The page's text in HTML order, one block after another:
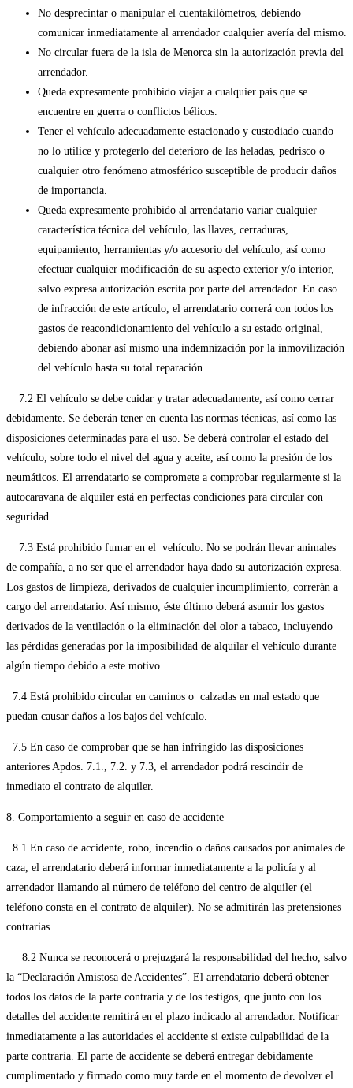
No desprecintar o manipular el cuentakilómetros, debiendo
comunicar inmediatamente al arrendador cualquier avería del mismo.
No circular fuera de la isla de Menorca sin la autorización previa del
arrendador.
Queda expresamente prohibido viajar a cualquier país que se
encuentre en guerra o conflictos bélicos.
Tener el vehículo adecuadamente estacionado y custodiado cuando
no lo utilice y protegerlo del deterioro de las heladas, pedrisco o
cualquier otro fenómeno atmosférico susceptible de producir daños
de importancia.
Queda expresamente prohibido al arrendatario variar cualquier
característica técnica del vehículo, las llaves, cerraduras,
equipamiento, herramientas y/o accesorio del vehículo, así como
efectuar cualquier modificación de su aspecto exterior y/o interior,
salvo expresa autorización escrita por parte del arrendador. En caso
de infracción de este artículo, el arrendatario correrá con todos los
gastos de reacondicionamiento del vehículo a su estado original,
debiendo abonar así mismo una indemnización por la inmovilización
del vehículo hasta su total reparación.
7.2 El vehículo se debe cuidar y tratar adecuadamente, así como cerrar
debidamente. Se deberán tener en cuenta las normas técnicas, así como las
disposiciones determinadas para el uso. Se deberá controlar el estado del
vehículo, sobre todo el nivel del agua y aceite, así como la presión de los
neumáticos. El arrendatario se compromete a comprobar regularmente si la
autocaravana de alquiler está en perfectas condiciones para circular con
seguridad.
7.3 Está prohibido fumar en el vehículo. No se podrán llevar animales
de compañía, a no ser que el arrendador haya dado su autorización expresa.
Los gastos de limpieza, derivados de cualquier incumplimiento, correrán a
cargo del arrendatario. Así mismo, éste último deberá asumir los gastos
derivados de la ventilación o la eliminación del olor a tabaco, incluyendo
las pérdidas generadas por la imposibilidad de alquilar el vehículo durante
algún tiempo debido a este motivo.
7.4 Está prohibido circular en caminos o calzadas en mal estado que
puedan causar daños a los bajos del vehículo.
7.5 En caso de comprobar que se han infringido las disposiciones
anteriores Apdos. 7.1., 7.2. y 7.3, el arrendador podrá rescindir de
inmediato el contrato de alquiler.
8. Comportamiento a seguir en caso de accidente
8.1 En caso de accidente, robo, incendio o daños causados por animales de
caza, el arrendatario deberá informar inmediatamente a la policía y al
arrendador llamando al número de teléfono del centro de alquiler (el
teléfono consta en el contrato de alquiler). No se admitirán las pretensiones
contrarias.
8.2 Nunca se reconocerá o prejuzgará la responsabilidad del hecho, salvo
la “Declaración Amistosa de Accidentes”. El arrendatario deberá obtener
todos los datos de la parte contraria y de los testigos, que junto con los
detalles del accidente remitirá en el plazo indicado al arrendador. Notificar
inmediatamente a las autoridades el accidente si existe culpabilidad de la
parte contraria. El parte de accidente se deberá entregar debidamente
cumplimentado y firmado como muy tarde en el momento de devolver el